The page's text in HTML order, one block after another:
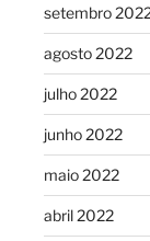
setembro
agosto 2022
julho 2022
junho 2022
maio 2022
abril 2022